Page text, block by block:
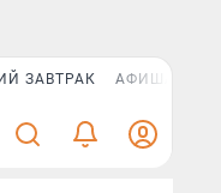
ЗАВТРАК АФИША PLUS